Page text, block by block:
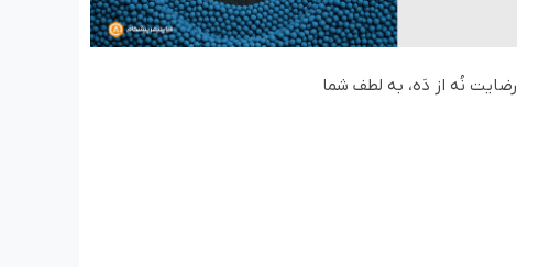
رضایت نُه از دَه، به لطف شما